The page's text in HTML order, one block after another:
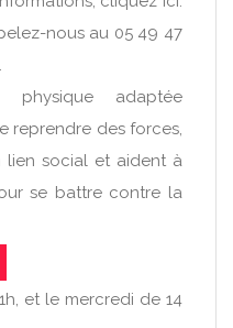
nous au 05 49 47
physique adaptée
reprendre des forces,
lien social et aident à
se battre contre la
et le mercredi de 14